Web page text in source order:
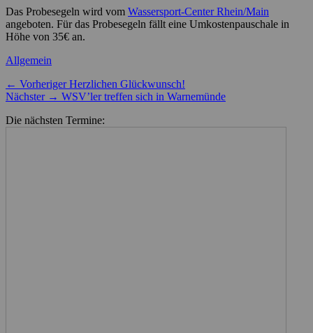
Das Probesegeln wird vom Wassersport-Center Rhein/Main
angeboten. Für das Probesegeln fällt eine Umkostenpauschale in
Höhe von 35€ an.
Kategorien
Allgemein
Beitragsnavigation
← Vorheriger Vorheriger
Beitrag:
Herzlichen Glückwunsch!
Nächster → Nächster
WSV’ler treffen sich in Warnemünde
Die nächsten Termine: